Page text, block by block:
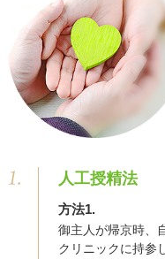
人工授精法
方法1.
御主人が帰京時、
クリニックに持参